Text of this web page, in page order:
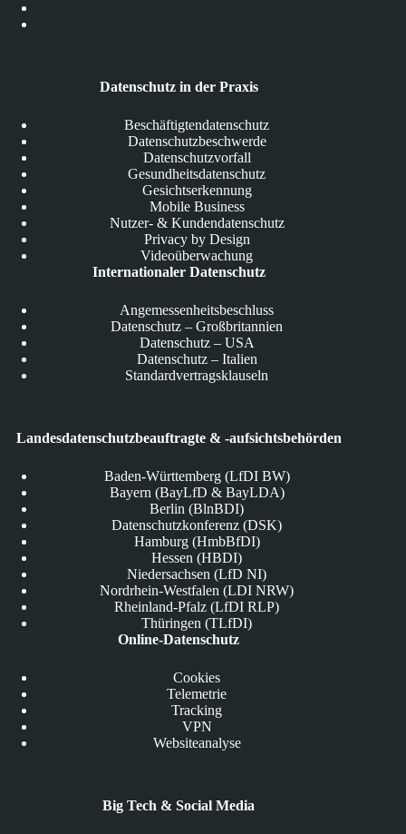
Datenschutz in der Praxis
Beschäftigtendatenschutz
Datenschutzbeschwerde
Datenschutzvorfall
Gesundheitsdatenschutz
Gesichtserkennung
Mobile Business
Nutzer- & Kundendatenschutz
Privacy by Design
Videoüberwachung
Internationaler Datenschutz
Angemessenheitsbeschluss
Datenschutz – Großbritannien
Datenschutz – USA
Datenschutz – Italien
Standardvertragsklauseln
Landesdatenschutzbeauftragte & -aufsichtsbehörden
Baden-Württemberg (LfDI BW)
Bayern (BayLfD & BayLDA)
Berlin (BlnBDI)
Datenschutzkonferenz (DSK)
Hamburg (HmbBfDI)
Hessen (HBDI)
Niedersachsen (LfD NI)
Nordrhein-Westfalen (LDI NRW)
Rheinland-Pfalz (LfDI RLP)
Thüringen (TLfDI)
Online-Datenschutz
Cookies
Telemetrie
Tracking
VPN
Websiteanalyse
Big Tech & Social Media